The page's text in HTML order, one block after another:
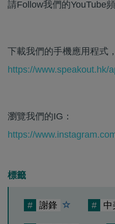
請Follow我們的YouTube頻
下載我們的手機應用程式
https://www.speakout.hk/
瀏覽我們的IG：
https://
標籤
# 謝鋒 # 中